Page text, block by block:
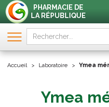
PHARMACIE DE
LA RÉPUBLIQUE
Accueil Laboratoire Ymea
Ymea